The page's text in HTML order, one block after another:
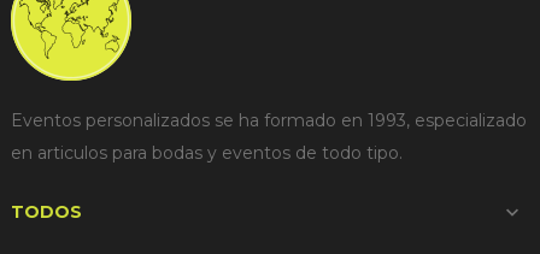
Eventos personalizados se ha formado en 1993, especializado
en articulos para bodas y eventos de todo tipo.
TODOS 